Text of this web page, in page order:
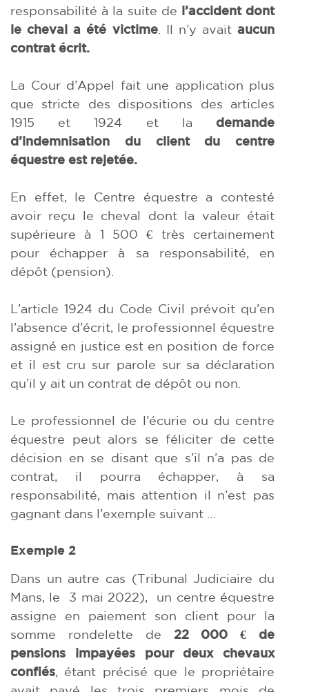
responsabilité à la suite de l’accident dont
le cheval a été victime. Il n’y avaitaucun
contrat écrit.
La Cour d’Appel fait une application plus
que stricte des dispositions des articles
1915 et 1924 et la demande
d’indemnisation du client du centre
équestre est rejetée.
En effet, le Centre équestre a contesté
avoir reçu le cheval dont la valeur était
supérieure à 1 500 € très certainement
pour échapper à sa responsabilité, en
dépôt (pension).
L’article 1924 du Code Civil prévoit qu’en
l’absence d’écrit, le professionnel équestre
assigné en justice est en position de force
et il est cru sur parole sur sa déclaration
qu’il y ait un contrat de dépôt ou non.
Le professionnel de l’écurie ou du centre
équestre peut alors se féliciter de cette
décision en se disant que s’il n’a pas de
contrat, il pourra échapper, à sa
responsabilité, mais attention il n’est pas
gagnant dans l’exemple suivant …
Exemple 2
Dans un autre cas (Tribunal Judiciaire du
Mans, le 3 mai 2022), un centre équestre
assigne en paiement son client pour la
somme rondelette de 22 000 € de
pensions impayées pour deux chevaux
confiés , étant précisé que le propriétaire